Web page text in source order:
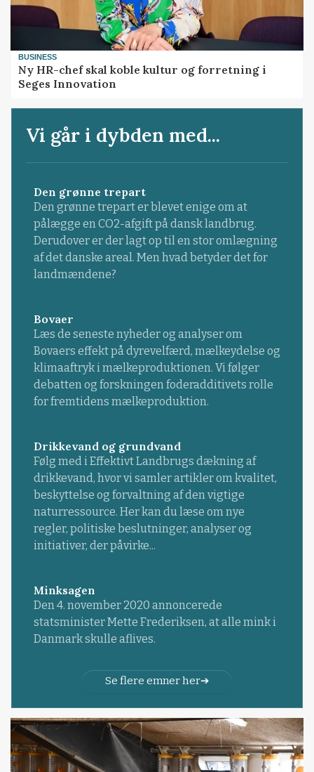
BUSINESS
Ny HR-chef skal koble kultur og forretning i
Seges Innovation
Vi går i dybden med...
Den grønne trepart
Den grønne trepart er blevet enige om at
pålægge en CO2-afgift på dansk landbrug.
Derudover er der lagt op til en stor omlægning
af det danske areal. Men hvad betyder det for
landmændene?
Bovaer
Læs de seneste nyheder og analyser om
Bovaers effekt på dyrevelfærd, mælkeydelse og
klimaaftryk i mælkeproduktionen. Vi følger
debatten og forskningen foderadditivets rolle
for fremtidens mælkeproduktion.
Drikkevand og grundvand
Følg med i Effektivt Landbrugs dækning af
drikkevand, hvor vi samler artikler om kvalitet,
beskyttelse og forvaltning af den vigtige
naturressource. Her kan du læse om nye
regler, politiske beslutninger, analyser og
initiativer, der påvirke...
Minksagen
Den 4. november 2020 annoncerede
statsminister Mette Frederiksen, at alle mink i
Danmark skulle aflives.
Se flere emner her